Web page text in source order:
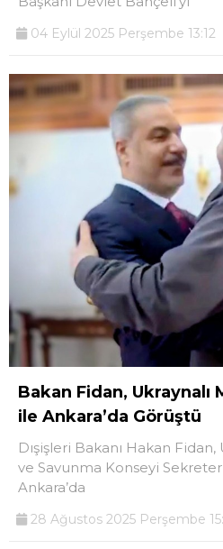
04 Eylül 2025 Perşembe 13:12
Bakan Fidan, Ukraynalı
ile Ankara’da Görüştü
Dışişleri Bakanı Hakan
ve Savunma Konseyi
Ankara’da
28 Ağustos 2025 Perşembe